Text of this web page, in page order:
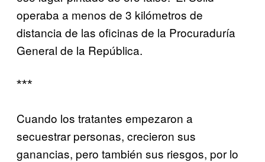
operaba a menos de 3 kilómetros de
distancia de las oficinas de la Procuraduría
General de la República.
***
Cuando los tratantes empezaron a
secuestrar personas, crecieron sus
ganancias, pero también sus riesgos, por lo